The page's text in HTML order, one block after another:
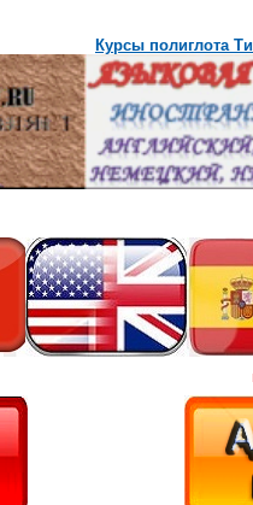
Курсы полиглота